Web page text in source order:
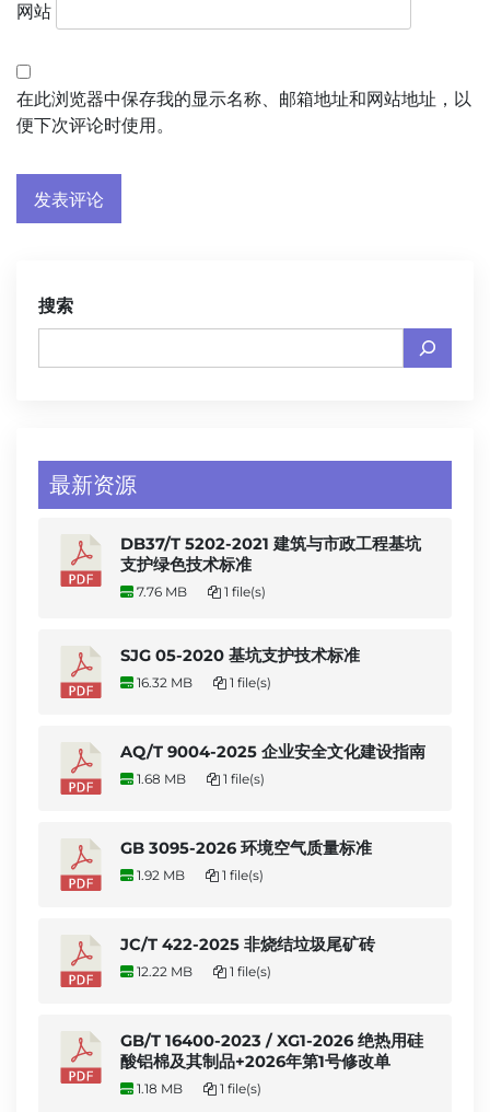
网站
在此浏览器中保存我的显示名称、邮箱地址和网站地址，以
便下次评论时使用。
搜索
最新资源
DB37/T 5202-2021 建筑与市政工程基坑
支护绿色技术标准
7.76 MB 1 file(s)
SJG 05-2020 基坑支护技术标准
16.32 MB 1 file(s)
AQ/T 9004-2025 企业安全文化建设指南
1.68 MB 1 file(s)
GB 3095-2026 环境空气质量标准
1.92 MB 1 file(s)
JC/T 422-2025 非烧结垃圾尾矿砖
12.22 MB 1 file(s)
GB/T 16400-2023 / XG1-2026 绝热用硅
酸铝棉及其制品+2026年第1号修改单
1.18 MB 1 file(s)